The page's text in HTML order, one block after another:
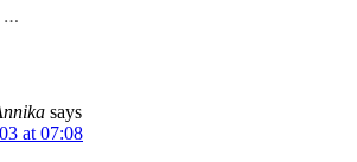
…
says
at 07:08